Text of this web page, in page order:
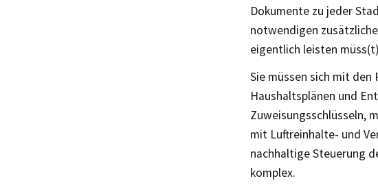
Dokumente zu jeder
notwendigen
eigentlich leisten
Sie müssen sich mit
Haushaltsplänen und
Zuweisungsschlüsseln,
mit Luftreinhalte- und
nachhaltige Steuerung
komplex.